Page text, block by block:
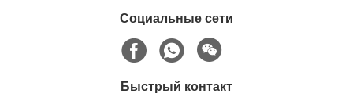
Социальные сети
Быстрый контакт